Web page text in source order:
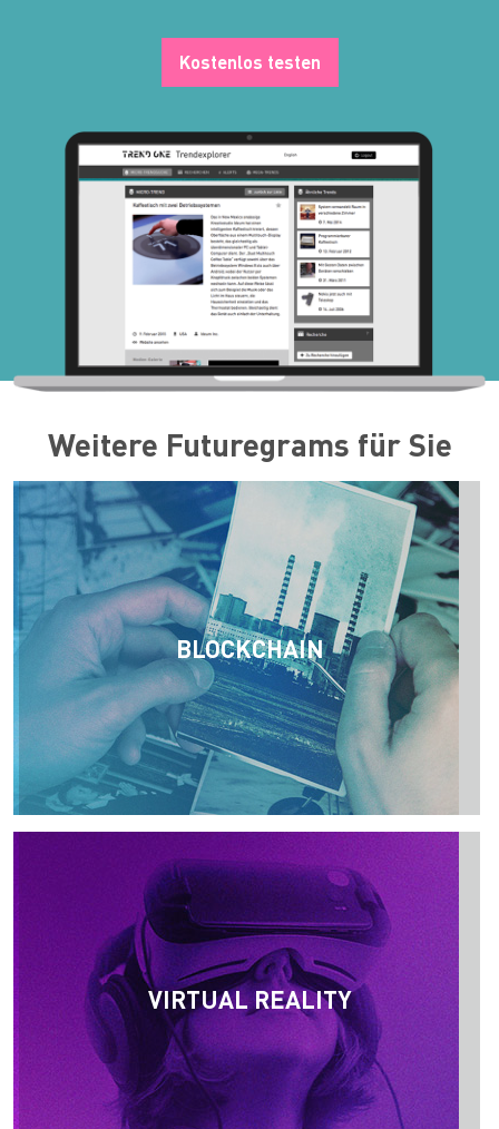
Kostenlos testen
Weitere Futuregrams für Sie
BLOCKCHAIN
VIRTUAL REALITY